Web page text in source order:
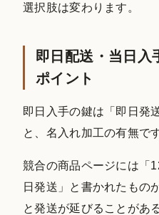
選択肢は変わります。
即日配送・当日入
ポイント
即日入手の鍵は「即日発
と、名入れ加工の有無です
競合の商品ページには「
日発送」と書かれたもの
と発送が延びることがあ